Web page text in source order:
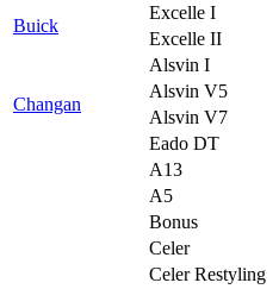
Buick
Excelle I
Excelle II
Changan
Alsvin I
Alsvin V5
Alsvin V7
Eado DT
A13
A5
Bonus
Celer
Celer Restyling